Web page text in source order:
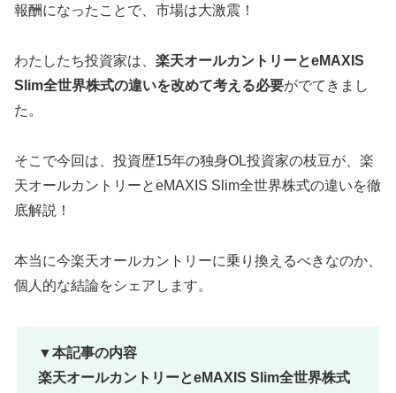
報酬になったことで、市場は大激震！
わたしたち投資家は、 楽天オールカントリーとeMAXIS
Slim全世界株式の違いを改めて考える必要がでてきまし
た。
そこで今回は、投資歴15年の独身OL投資家の枝豆が、楽
天オールカントリーとeMAXIS Slim全世界株式の違いを徹
底解説！
本当に今楽天オールカントリーに乗り換えるべきなのか、
個人的な結論をシェアします。
▼本記事の内容
楽天オールカントリーとeMAXIS Slim全世界株式